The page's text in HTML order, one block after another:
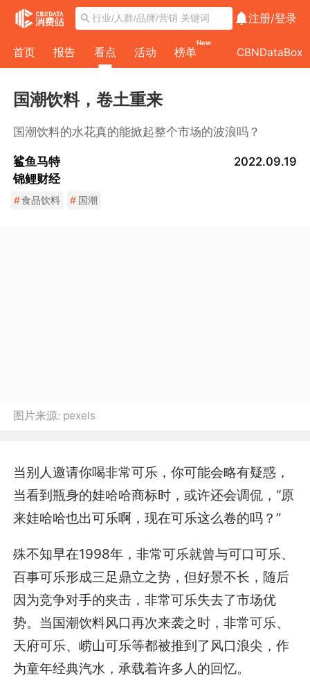
注册/登录
首页 报告 看点 活动 榜单
New
CBNDataBox
国潮饮料，卷土重来
国潮饮料的水花真的能掀起整个市场的波浪吗？
鲨鱼马特
锦鲤财经
2022.09.19
#食品饮料 # 国潮
图片来源: pexels
当别人邀请你喝非常可乐，你可能会略有疑惑，
当看到瓶身的娃哈哈商标时，或许还会调侃，“原
来娃哈哈也出可乐啊，现在可乐这么卷的吗？”
殊不知早在1998年，非常可乐就曾与可口可乐、
百事可乐形成三足鼎立之势，但好景不长，随后
因为竞争对手的夹击，非常可乐失去了市场优
势。当国潮饮料风口再次来袭之时，非常可乐、
天府可乐、崂山可乐等都被推到了风口浪尖，作
为童年经典汽水，承载着许多人的回忆。